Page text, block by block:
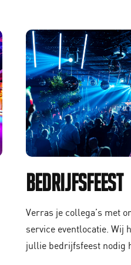
Bedrijfsfeest
Verras je collega’s met
service eventlocatie. Wij
jullie bedrijfsfeest nodig